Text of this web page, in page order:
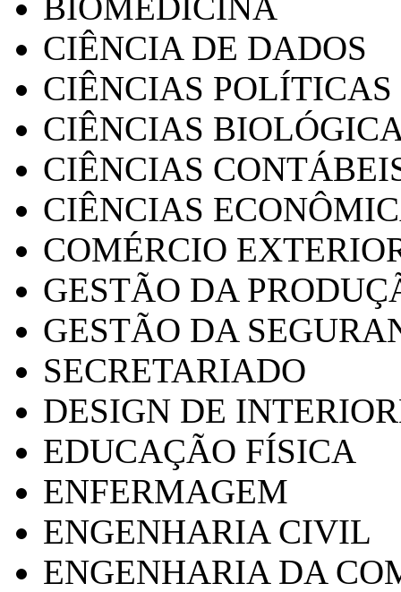
CIÊNCIA DE DADOS
CIÊNCIAS POLÍTICAS
CIÊNCIAS
CIÊNCIAS
CIÊNCIAS
COMÉRCIO
GESTÃO DA
GESTÃO DA
SECRETARIADO
DESIGN DE
EDUCAÇÃO FÍSICA
ENFERMAGEM
ENGENHARIA CIVIL
ENGENHARIA DA